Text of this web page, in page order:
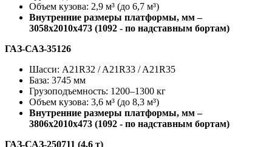
Объем кузова: 2,9 м³ (до 6,7 м³)
Внутренние размеры платформы, мм –
3058х2010х473 (1092 - по надставным бортам)
ГАЗ-САЗ-35126
Шасси: A21R32 / A21R33 / A21R35
База: 3745 мм
Грузоподъемность: 1200–1300 кг
Объем кузова: 3,6 м³ (до 8,3 м³)
Внутренние размеры платформы, мм –
3806х2010х473 (1092 - по надставным бортам)
ГАЗ-САЗ-250711 (4.6 т)